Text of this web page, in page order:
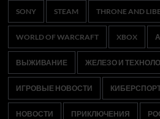
SONY STEAM THRONE AND
WORLD OF WARCRAFT XBOX
ВЫЖИВАНИЕ ЖЕЛЕЗО И
ИГРОВЫЕ НОВОСТИ
НОВОСТИ ПРИКЛЮЧЕНИЯ